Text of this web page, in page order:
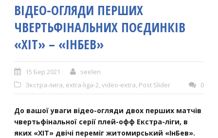
ВІДЕО-ОГЛЯДИ ПЕРШИХ
ЧВЕРТЬФІНАЛЬНИХ ПОЄДИНКІВ
«ХІТ» – «ІНБЕВ»
15 Бер 2021
seelen
Экстра-лига extra-liga-2 video-extra Post Slider 0
До вашої уваги відео-огляди двох перших матчів
чвертьфінальної серії плей-офф Екстра-ліги, в
яких «ХІТ» двічі переміг житомирський «ІнБев».